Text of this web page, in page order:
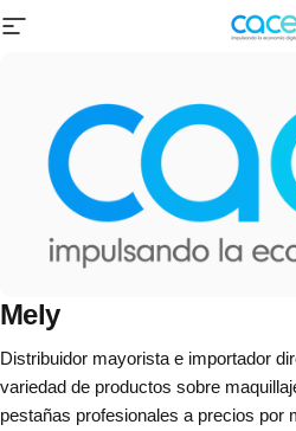
Navegación
CACE |
Mely
Distribuidor mayorista e importador
variedad de productos sobre
pestañas profesionales a precios por